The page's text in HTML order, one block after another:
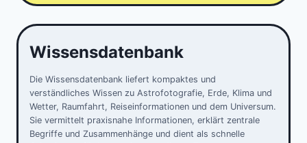
Wissensdatenbank
Die Wissensdatenbank liefert kompaktes und
verständliches Wissen zu Astrofotografie, Erde, Klima und
Wetter, Raumfahrt, Reiseinformationen und dem Universum.
Sie vermittelt praxisnahe Informationen, erklärt zentrale
Begriffe und Zusammenhänge und dient als schnelle